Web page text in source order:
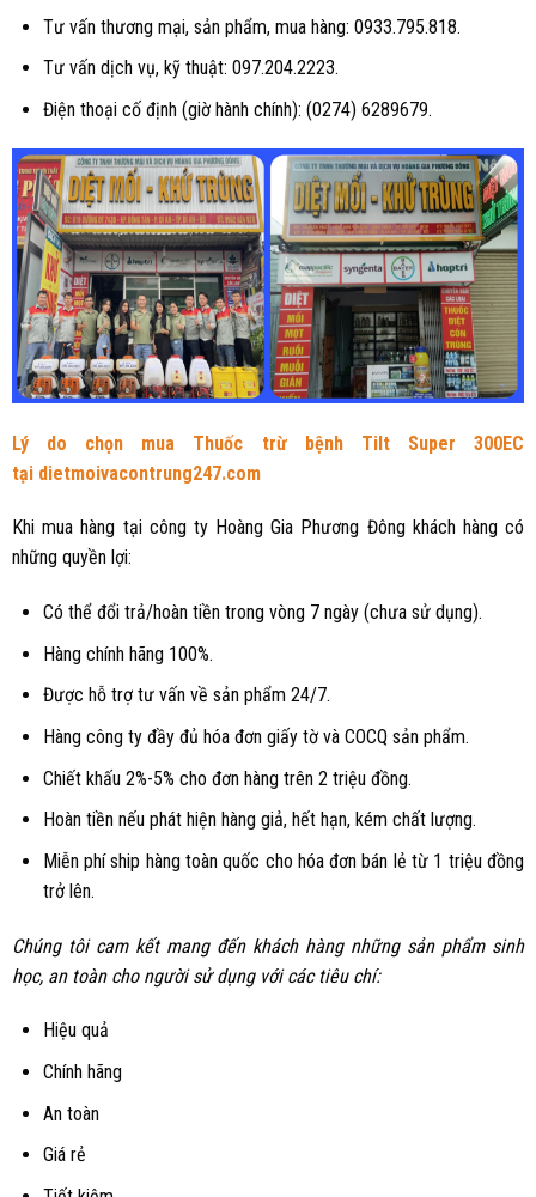
Tư vấn thương mại, sản phẩm, mua hàng: 0933.795.818.
Tư vấn dịch vụ, kỹ thuật: 097.204.2223.
Điện thoại cố định (giờ hành chính): (0274) 6289679.
Lý do chọn mua Thuốc trừ bệnh Tilt Super 300EC
tại dietmoivacontrung247.com
Khi mua hàng tại công ty Hoàng Gia Phương Đông khách hàng có
những quyền lợi:
Có thể đổi trả/hoàn tiền trong vòng 7 ngày (chưa sử dụng).
Hàng chính hãng 100%.
Được hỗ trợ tư vấn về sản phẩm 24/7.
Hàng công ty đầy đủ hóa đơn giấy tờ và COCQ sản phẩm.
Chiết khấu 2%-5% cho đơn hàng trên 2 triệu đồng.
Hoàn tiền nếu phát hiện hàng giả, hết hạn, kém chất lượng.
Miễn phí ship hàng toàn quốc cho hóa đơn bán lẻ từ 1 triệu đồng
trở lên.
Chúng tôi cam kết mang đến khách hàng những sản phẩm sinh
học, an toàn cho người sử dụng với các tiêu chí:
Hiệu quả
Chính hãng
An toàn
Giá rẻ